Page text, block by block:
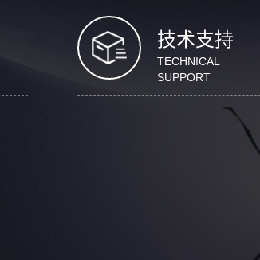
技术支持
TECHNICAL
SUPPORT